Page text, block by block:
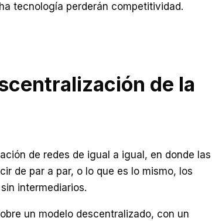
tecnología perderán competitividad.
de la
de redes de igual a igual, en donde las
de par a par, o lo que es lo mismo, los
intermediarios.
un modelo descentralizado, con un